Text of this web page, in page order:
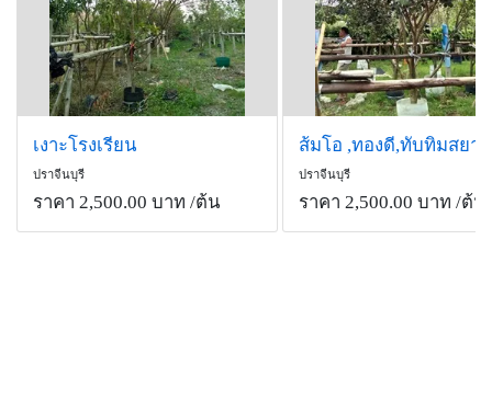
เงาะโรงเรียน
ปราจีนบุรี
ราคา 2,500.00 บาท /ต้น
ปราจีนบุรี
ราคา 2,500.00 บาท /ต้น